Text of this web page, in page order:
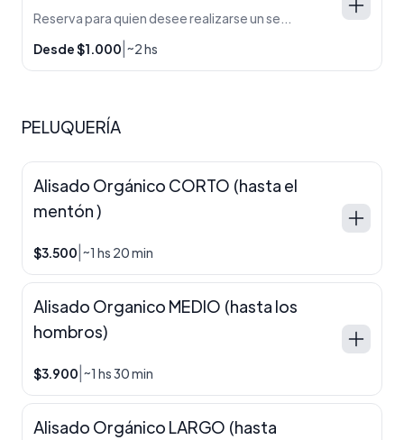
Desde $1.000 ~2 hs
PELUQUERÍA
Alisado Orgánico CORTO (hasta el
mentón )
$3.500 ~1 hs 20 min
Alisado Organico MEDIO (hasta los
hombros)
$3.900 ~1 hs 30 min
Alisado Orgánico LARGO (hasta